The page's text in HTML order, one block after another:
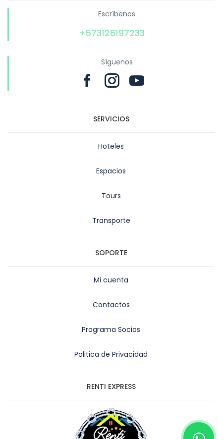
Escríbenos
+573126197233
Síguenos
SERVICIOS
Hoteles
Espacios
Tours
Transporte
SOPORTE
Mi cuenta
Contactos
Programa Socios
Politica de Privacidad
RENTI EXPRESS